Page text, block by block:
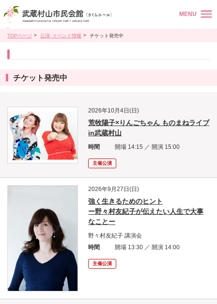
MENU
TOPページ 公演･イベント情報 チケット発売中
チケット発売中
2026年10月4日(日)
荒牧陽子×りんごちゃん ものまねライブ
in武蔵村山
時間 開場 14:15 ／ 開演 15:00
主催公演
2026年9月27日(日)
強く生きるためのヒント
ー野々村友紀子が伝えたい人生で大事
なことー
野々村友紀子 講演会
時間
開場 13:30 ／ 開演 14:00
主催公演